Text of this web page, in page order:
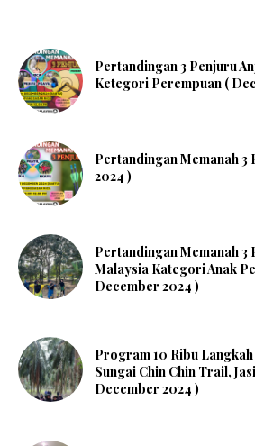
Pertandingan 3 Penjuru
Ketegori Perempuan (
Pertandingan Memanah 3
2024 )
Pertandingan Memanah 3
Malaysia Kategori Anak
December 2024 )
Program 10 Ribu
Sungai Chin Chin Trail,
December 2024 )